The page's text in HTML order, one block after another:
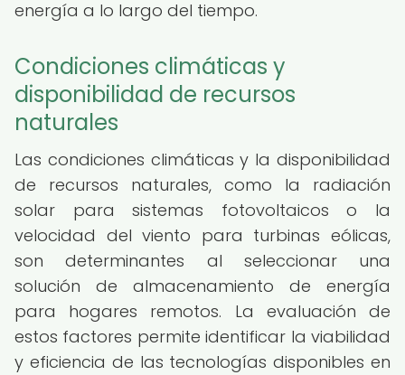
energía a lo largo del tiempo.
Condiciones climáticas y
disponibilidad de recursos
naturales
Las condiciones climáticas y la disponibilidad
de recursos naturales, como la radiación
solar para sistemas fotovoltaicos o la
velocidad del viento para turbinas eólicas,
son determinantes al seleccionar una
solución de almacenamiento de energía
para hogares remotos. La evaluación de
estos factores permite identificar la viabilidad
y eficiencia de las tecnologías disponibles en